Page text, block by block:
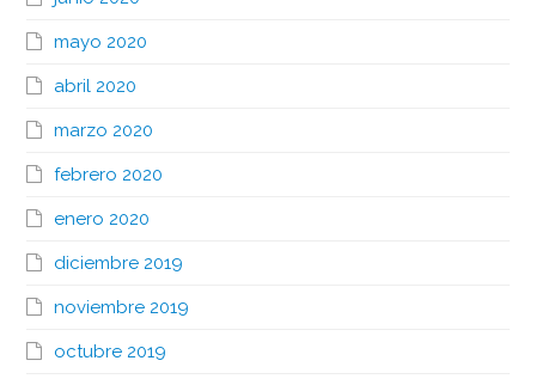
mayo 2020
abril 2020
marzo 2020
febrero 2020
enero 2020
diciembre 2019
noviembre 2019
octubre 2019